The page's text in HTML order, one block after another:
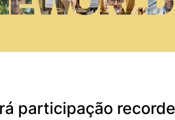
participação